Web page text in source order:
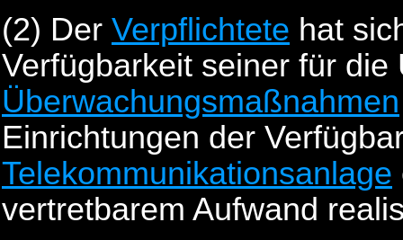
(2) Der Verpflichtete hat
Verfügbarkeit seiner für die
Überwachungsmaßnahmen
Einrichtungen der
Telekommunikationsanlage
vertretbarem Aufwand